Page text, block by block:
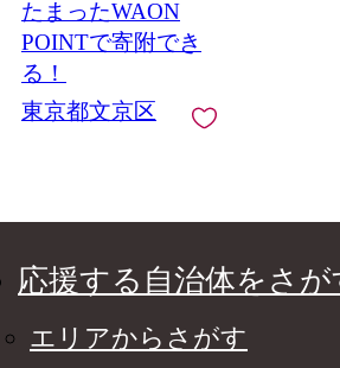
京都
たまったWAON
POINTで寄附でき
る！
東京都文京区
応援する自治体をさが
エリアからさがす